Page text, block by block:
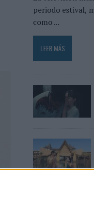
periodo estival,
como ...
LEER MÁS